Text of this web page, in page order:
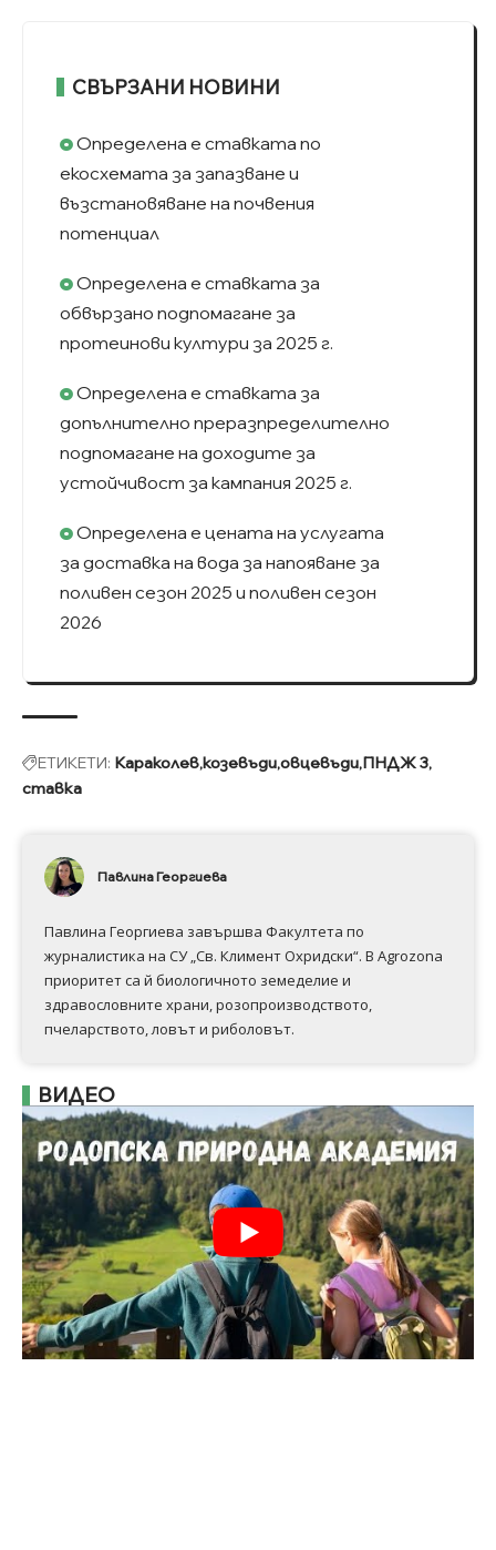
СВЪРЗАНИ НОВИНИ
Определена е ставката по
екосхемата за запазване и
възстановяване на почвения
потенциал
Определена е ставката за
обвързано подпомагане за
протеинови култури за 2025 г.
Определена е ставката за
допълнително преразпределително
подпомагане на доходите за
устойчивост за кампания 2025 г.
Определена е цената на услугата
за доставка на вода за напояване за
поливен сезон 2025 и поливен сезон
2026
ЕТИКЕТИ: Караколевкозевъдиовцевъди ПНДЖ 3
ставка
Павлина Георгиева
Павлина Георгиева завършва Факултета по
журналистика на СУ „Св. Климент Охридски“. В Аgrozona
приоритет са й биологичното земеделие и
здравословните храни, розопроизводството,
пчеларството, ловът и риболовът.
ВИДЕО